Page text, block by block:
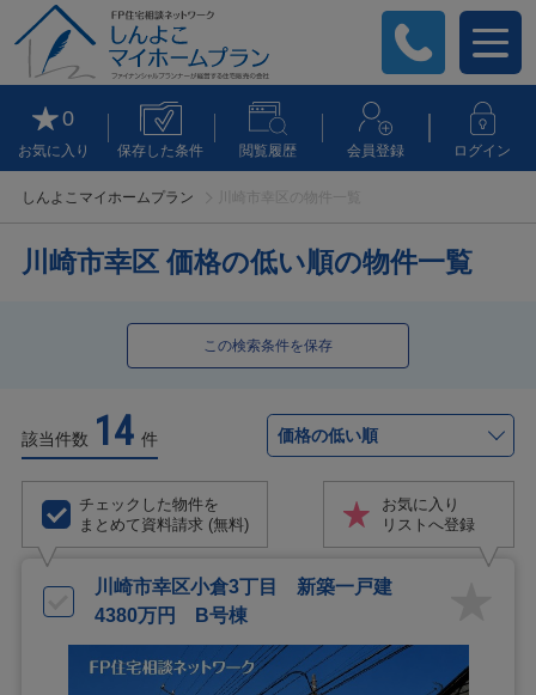
0
お気に入り 保存した条件 閲覧履歴 会員登録 ログイン
しんよこマイホームプラン 川崎市幸区の物件一覧
川崎市幸区 価格の低い順の物件一覧
この検索条件を保存
該当件数 14 件
チェックした物件を
まとめて資料請求 (無料)
お気に入り
リストへ登録
川崎市幸区小倉3丁目 新築一戸建
4380万円 B号棟